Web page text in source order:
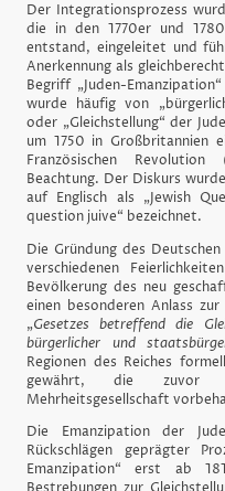
Der Integrationsprozess
die in den 1770er und
entstand, eingeleitet und
Anerkennung als
Begriff „Juden-
wurde häufig von
oder „Gleichstellung“ der
um 1750 in Großbritannien
Französischen
Beachtung. Der Diskurs
auf Englisch als „Jewish
question juive“ bezeichnet.
Die Gründung des
verschiedenen
Bevölkerung des neu
einen besonderen Anlass
„Gesetzes betreffend die
bürgerlicher und
Regionen des Reiches
gewährt, die zuvor
Mehrheitsgesellschaft
Die Emanzipation der
Rückschlägen geprägter
Emanzipation“ erst ab